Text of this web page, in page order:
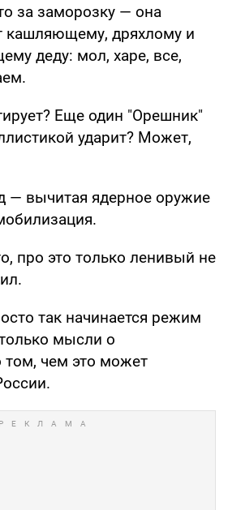
за заморозку — она
кашляющему, дряхлому и
деду: мол, харе, все,
Еще один "Орешник"
ударит? Может,
— вычитая ядерное оружие
про это только ленивый не
так начинается режим
мысли о
чем это может